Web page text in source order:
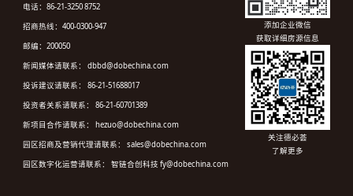
电话：86-21-3250 8752
招商热线：400-0300-947
邮编：200050
新闻媒体请联系： dbbd@dobechina.com
投诉建议请联系： 86-21-51688017
投资者关系请联系： 86-21-60701389
新项目合作请联系： hezuo@dobechina.com
园区招商及营销代理请联系： sales@dobechina.com
园区数字化运营请联系： 智链合创科技 fy@dobechina.com
添加企业微信
获取详细房源信息
关注德必荟
了解更多